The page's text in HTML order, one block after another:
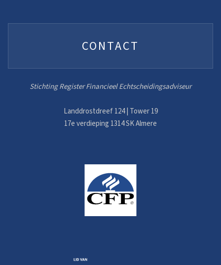
CONTACT
Stichting Register Financieel Echtscheidingsadviseur
Landdrostdreef 124 | Tower 19
17e verdieping 1314 SK Almere